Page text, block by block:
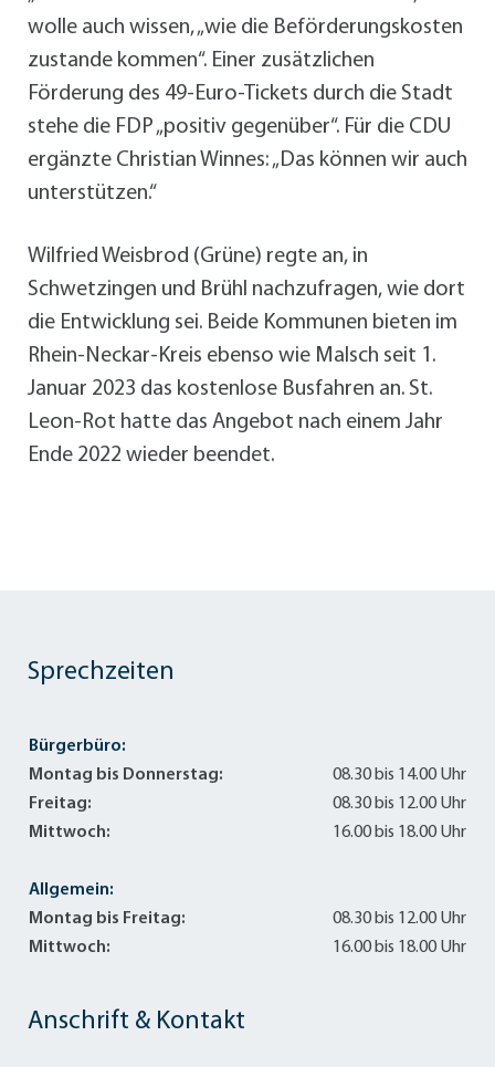
wolle auch wissen, „wie die Beförderungskosten
zustande kommen“. Einer zusätzlichen
Förderung des 49-Euro-Tickets durch die Stadt
stehe die FDP „positiv gegenüber“. Für die CDU
ergänzte Christian Winnes: „Das können wir auch
unterstützen.“
Wilfried Weisbrod (Grüne) regte an, in
Schwetzingen und Brühl nachzufragen, wie dort
die Entwicklung sei. Beide Kommunen bieten im
Rhein-Neckar-Kreis ebenso wie Malsch seit 1.
Januar 2023 das kostenlose Busfahren an. St.
Leon-Rot hatte das Angebot nach einem Jahr
Ende 2022 wieder beendet.
Anschrift & Kontakt
Sprechzeiten
Bürgerbüro:
Montag bis Donnerstag:
08.30 bis 14.00 Uhr
Freitag:
08.30 bis 12.00 Uhr
Mittwoch:
16.00 bis 18.00 Uhr
Allgemein:
Montag bis Freitag:
08.30 bis 12.00 Uhr
Mittwoch:
16.00 bis 18.00 Uhr